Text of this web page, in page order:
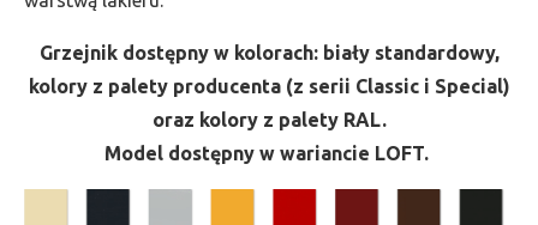
Grzejnik dostępny w kolorach: biały standardowy,
kolory z palety producenta (z serii Classic i Special)
oraz kolory z palety RAL.
Model dostępny w wariancie LOFT.